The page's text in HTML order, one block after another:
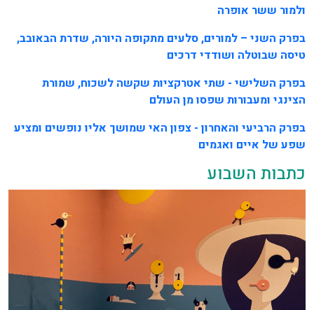
ולמור ששר אופרה
בפרק השני – למורים, סלעים מתקופה היורה, שדרת הבאובב,
טיסה שבוטלה ושודדי דרכים
בפרק השלישי - שתי אטרקציות שקשה לשכוח, שמורת
הצינגי ומעבורות שפסו מן העולם
בפרק הרביעי והאחרון - צפון האי שמושך אליו נופשים ומציע
שפע של איים ואגמים
כתבות השבוע